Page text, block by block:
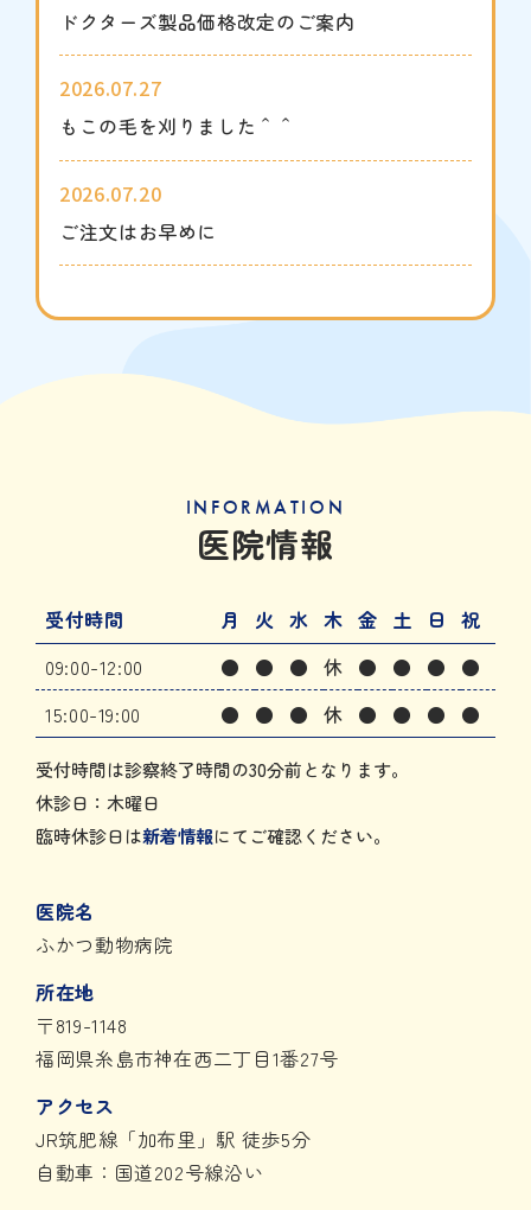
ドクターズ製品価格改定のご案内
2026.07.27
もこの毛を刈りました＾＾
2026.07.20
ご注文はお早めに
INFORMATION
医院情報
受付時間 月 火 水 木 金 土 日
祝
09:00-12:00
● ● ● 休 ● ● ●
●
15:00-19:00
● ● ● 休 ● ● ● ●
受付時間は診察終了時間の30分前となります。
休診日：木曜日
臨時休診日は新着情報にてご確認ください。
医院名
ふかつ動物病院
所在地
〒819-1148
福岡県糸島市神在西二丁目1番27号
アクセス
JR筑肥線「加布里」駅 徒歩5分
自動車：国道202号線沿い